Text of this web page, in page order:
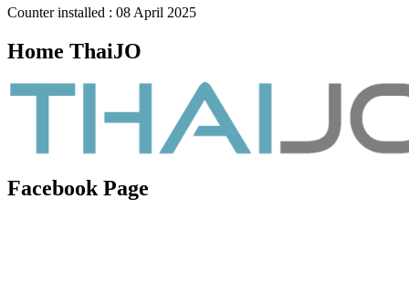
Counter installed : 08 April 2025
Home ThaiJO
Facebook Page